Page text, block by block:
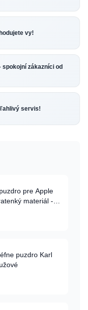
vy!
zákazníci od
servis!
pre Apple
materiál -
puzdro Karl